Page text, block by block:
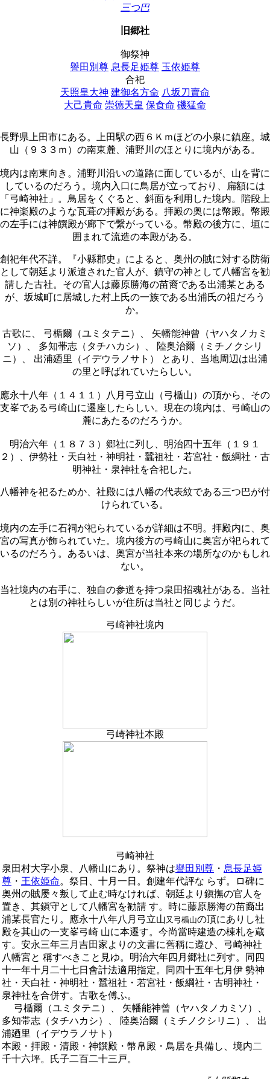
三つ巴
旧郷社
御祭神
譽田別尊 息長足姫尊 玉依姫尊
合祀
天照皇大神 建御名方命 八坂刀賣命
大己貴命 崇徳天皇 保食命 磯猛命
長野県上田市にある。上田駅の西６Ｋｍほどの小泉に鎮座。城
山（９３３ｍ）の南東麓、浦野川のほとりに境内がある。
境内は南東向き。浦野川沿いの道路に面しているが、山を背に
しているのだろう。境内入口に鳥居が立っており、扁額には
「弓崎神社」。鳥居をくぐると、斜面を利用した境内。階段上
に神楽殿のような瓦葺の拝殿がある。拝殿の奥には幣殿。幣殿
の左手には神饌殿が廊下で繋がっている。幣殿の後方に、垣に
囲まれて流造の本殿がある。
創祀年代不詳。『小縣郡史』によると、奥州の賊に対する防衛
として朝廷より派遣された官人が、鎮守の神として八幡宮を勧
請した古社。その官人は藤原勝海の苗裔である出浦某とある
が、坂城町に居城した村上氏の一族である出浦氏の祖だろう
か。
古歌に、 弓楯爾（ユミタテニ）、 矢幡能神曾（ヤハタノカミ
ソ）、 多知帯志（タチハカシ）、 陸奥治爾（ミチノクシリ
ニ）、 出浦廼里（イデウラノサト） とあり、当地周辺は出浦
の里と呼ばれていたらしい。
應永十八年（１４１１）八月弓立山（弓楯山）の頂から、その
支峯である弓崎山に遷座したらしい。現在の境内は、弓崎山の
麓にあたるのだろうか。
明治六年（１８７３）郷社に列し、明治四十五年（１９１
２）、伊勢社・天白社・神明社・蠶祖社・若宮社・飯綱社・古
明神社・泉神社を合祀した。
八幡神を祀るためか、社殿には八幡の代表紋である三つ巴が付
けられている。
境内の左手に石祠が祀られているが詳細は不明。拝殿内に、奥
宮の写真が飾られていた。境内後方の弓崎山に奥宮が祀られて
いるのだろう。あるいは、奥宮が当社本来の場所なのかもしれ
ない。
当社境内の右手に、独自の参道を持つ泉田招魂社がある。当社
とは別の神社らしいが住所は当社と同じようだ。
弓崎神社境内
弓崎神社本殿
弓崎神社
泉田村大字小泉、八幡山にあり。祭神は譽田別尊 ・ 息長足姫
尊 ・ 王依姫命。祭日、十月一日。創建年代評な らず。ロ碑に
奥州の賊屡々叛して止む時なければ、朝廷より鎭撫の官人を
置き、其鎭守として八幡宮を勧請 す。時に藤原勝海の苗裔出
浦某長官たり。應永十八年八月弓立山又弓楯山の頂にありし社
殿を其山の一支峯弓崎 山に本遷す。今尚當時建造の棟札を蔵
す。安永三年三月吉田家よりの文書に舊稱に遵ひ、弓崎神社
八幡宮と 稱すべきこと見ゆ。明治六年四月郷社に列す。同四
十一年十月二十七日會計法適用指定。同四十五年七月伊 勢神
社・天白社・神明社・蠶祖社・若宮社・飯綱社・古明神社・
泉神社を合併す。古歌を傅ふ。
弓楯爾（ユミタテニ）、 矢幡能神曾（ヤハタノカミソ）、
多知帯志（タチハカシ）、 陸奥治爾（ミチノクシリニ）、 出
浦廼里（イデウラノサト）
本殿・拝殿・清殿・神饌殿・幣帛殿・鳥居を具備し、境内二
千十六坪。氏子二百二十三戸。